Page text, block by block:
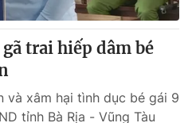
trai hiếp dâm bé
và xâm hại tình dục bé gái 9
tỉnh Bà Rịa - Vũng Tàu